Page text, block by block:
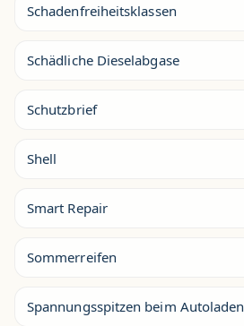
Schadenfreiheitsklassen
Schädliche Dieselabgase
Schutzbrief
Shell
Smart Repair
Sommerreifen
Spannungsspitzen beim Autoladen